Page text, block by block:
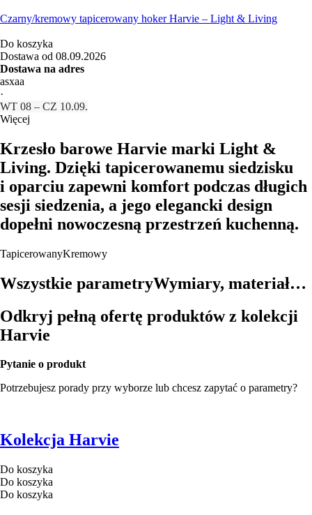
Czarny/kremowy tapicerowany hoker Harvie – Light & Living
Do koszyka
Dostawa od 08.09.2026
Dostawa na adres
asxaa
·
WT 08 – CZ 10.09.
Więcej
Krzesło barowe Harvie marki Light &
Living. Dzięki tapicerowanemu siedzisku
i oparciu zapewni komfort podczas długich
sesji siedzenia, a jego elegancki design
dopełni nowoczesną przestrzeń kuchenną.
TapicerowanyKremowy
Wszystkie parametryWymiary, materiał…
Odkryj pełną ofertę produktów z kolekcji
Harvie
Pytanie o produkt
Potrzebujesz porady przy wyborze lub chcesz zapytać o parametry?
Kolekcja Harvie
Do koszyka
Do koszyka
Do koszyka